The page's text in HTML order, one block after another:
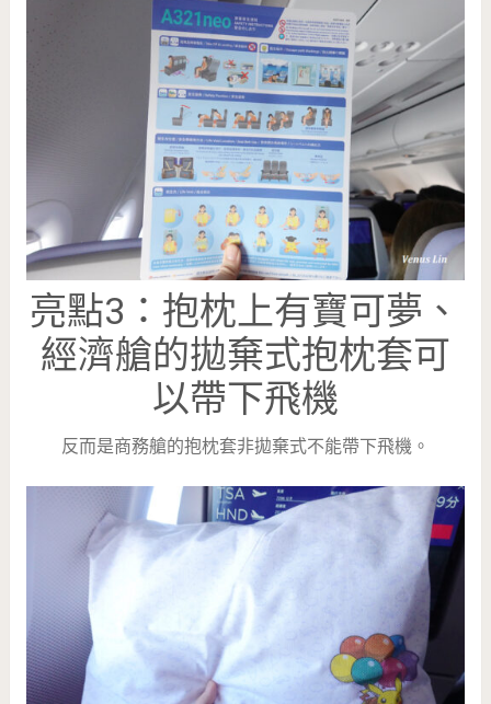
亮點3：抱枕上有寶可夢、
經濟艙的拋棄式抱枕套可
以帶下飛機
反而是商務艙的抱枕套非拋棄式不能帶下飛機。